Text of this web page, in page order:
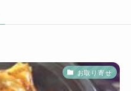
お取り寄せ